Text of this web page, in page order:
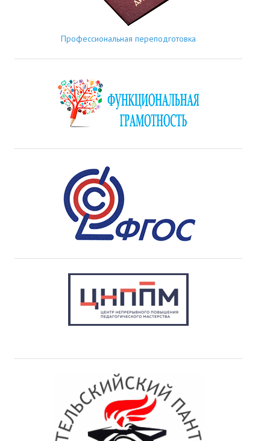
Профессиональная переподготовка